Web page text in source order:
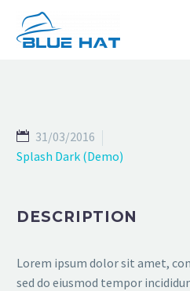
31/03/2016
Splash Dark (Demo)
DESCRIPTION
Lorem ipsum dolor sit amet,
sed do eiusmod tempor